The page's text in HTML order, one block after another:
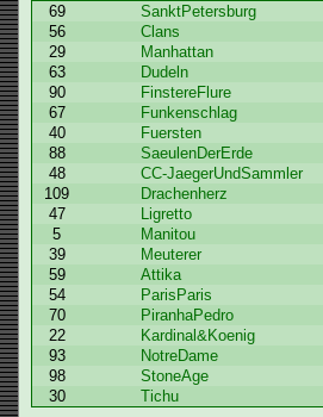
69
SanktPetersburg
56
Clans
29
Manhattan
63
Dudeln
90
FinstereFlure
67
Funkenschlag
40
Fuersten
88
SaeulenDerErde
48
CC-JaegerUndSammler
109
Drachenherz
47
Ligretto
5
Manitou
39
Meuterer
59
Attika
54
ParisParis
70
PiranhaPedro
22
Kardinal&Koenig
93
NotreDame
98
StoneAge
30
Tichu